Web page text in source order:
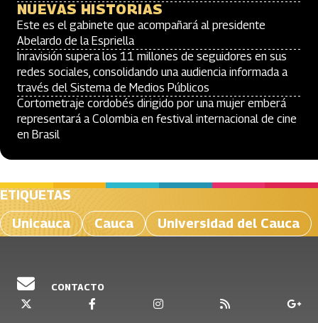
NUEVAS HISTORIAS
Este es el gabinete que acompañará al presidente
Abelardo de la Espriella
Inravisión supera los 11 millones de seguidores en sus
redes sociales, consolidando una audiencia informada a
través del Sistema de Medios Públicos
Cortometraje cordobés dirigido por una mujer emberá
representará a Colombia en festival internacional de cine
en Brasil
ETIQUETAS
Unicauca
Cauca Universidad del Cauca
CONTACTO